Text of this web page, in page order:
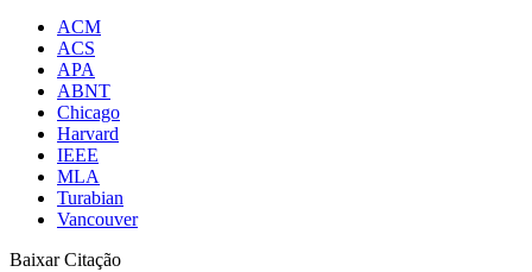
ACM
ACS
APA
ABNT
Chicago
Harvard
IEEE
MLA
Turabian
Vancouver
Baixar Citação